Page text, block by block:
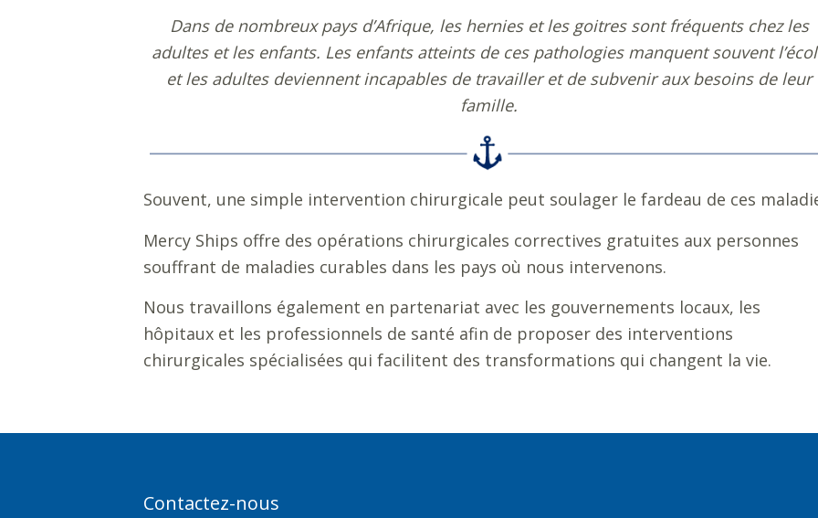
Dans de nombreux pays d’Afrique, les hernies et les goitres sont fréquents chez les
adultes et les enfants. Les enfants atteints de ces pathologies manquent souvent
et les adultes deviennent incapables de travailler et de subvenir aux besoins de leur
famille.
Souvent, une simple intervention chirurgicale peut soulager le fardeau de ces
Mercy Ships offre des opérations chirurgicales correctives gratuites aux personnes
souffrant de maladies curables dans les pays où nous intervenons.
Nous travaillons également en partenariat avec les gouvernements locaux, les
hôpitaux et les professionnels de santé afin de proposer des interventions
chirurgicales spécialisées qui facilitent des transformations qui changent la vie.
Contactez-nous